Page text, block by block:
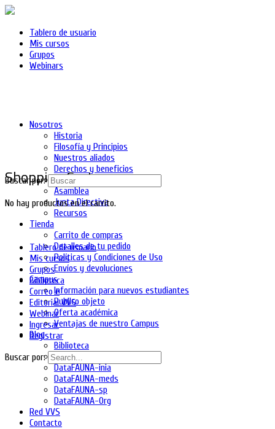
Tablero de usuario
Mis cursos
Grupos
Webinars
Nosotros
Historia
Filosofía y Principios
Nuestros aliados
Derechos y beneficios
Asociados
Asamblea
Junta Directiva
Recursos
Tienda
Carrito de compras
Detalles de tu pedido
Políticas y Condiciones de Uso
Envíos y devoluciones
Campus
Información para nuevos estudiantes
Publico objeto
Oferta académica
Ventajas de nuestro Campus
Blog
Biblioteca
DataFAUNA-diet
DataFAUNA-inia
DataFAUNA-meds
DataFAUNA-sp
DataFAUNA-Org
Red VVS
Contacto
Shopping Cart
No hay productos en el carrito.
Buscar por:
Tablero de usuario
Mis cursos
Grupos
Biblioteca
Correo e
Editorial VVS
Webinar
Ingresar
Registrar
Buscar por: